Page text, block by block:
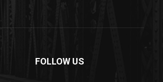
FOLLOW US